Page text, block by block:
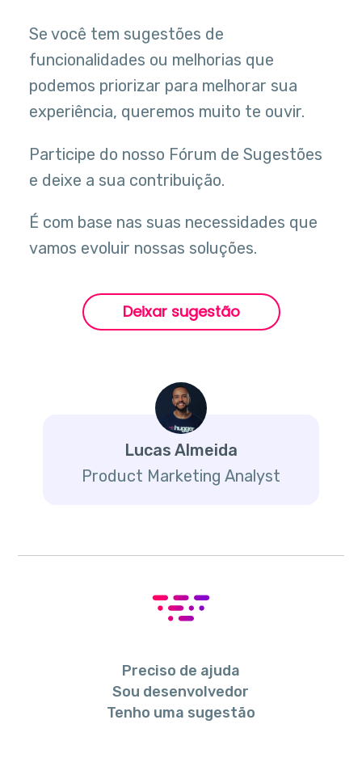
Se você tem sugestões de
funcionalidades ou melhorias que
podemos priorizar para melhorar sua
experiência, queremos muito te ouvir.
Participe do nosso Fórum de Sugestões
e deixe a sua contribuição.
É com base nas suas necessidades que
vamos evoluir nossas soluções.
Deixar sugestão
Lucas Almeida
Product Marketing Analyst
Preciso de ajuda
Sou desenvolvedor
Tenho uma sugestão